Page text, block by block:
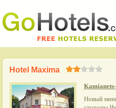
Hotel Maxima
Новый